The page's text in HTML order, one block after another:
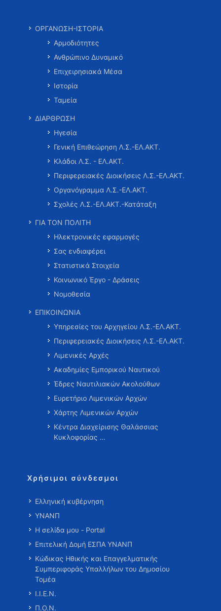
ΟΡΓΑΝΩΣΗ-ΙΣΤΟΡΙΑ
Αρμοδιότητες
Ανθρώπινο Δυναμικό
Επιχειρησιακά Μέσα
Ιστορία
Ταμεία
ΔΙΑΡΘΡΩΣΗ
Ηγεσία
Γενική Επιθεώρηση Λ.Σ.-ΕΛ.ΑΚΤ.
Κλάδοι Λ.Σ. - ΕΛ.ΑΚΤ.
Περιφερειακές Διοικήσεις Λ.Σ.-ΕΛ.ΑΚΤ.
Οργανόγραμμα Λ.Σ.-ΕΛ.ΑΚΤ.
Σχολές Λ.Σ.-ΕΛ.ΑΚΤ.-Κατάταξη
ΓΙΑ ΤΟΝ ΠΟΛΙΤΗ
Ηλεκτρονικές εφαρμογές
Σας ενδιαφέρει
Στατιστικά Στοιχεία
Κοινωνικό Έργο - Δράσεις
Νομοθεσία
ΕΠΙΚΟΙΝΩΝΙΑ
Υπηρεσίες του Αρχηγείου Λ.Σ.-ΕΛ.ΑΚΤ.
Περιφερειακές Διοικήσεις Λ.Σ.-ΕΛ.ΑΚΤ.
Λιμενικές Αρχές
Ακαδημίες Εμπορικού Ναυτικού
Έδρες Ναυτιλιακών Ακολούθων
Ευρετήριο Λιμενικών Αρχών
Χάρτης Λιμενικών Αρχών
Κέντρα Διαχείρισης Θαλάσσιας
Κυκλοφορίας …
Χρήσιμοι σύνδεσμοι
Ελληνική κυβέρνηση
ΥΝΑΝΠ
Η σελίδα μου - Portal
Επιτελική Δομή ΕΣΠΑ ΥΝΑΝΠ
Κώδικας Ηθικής και Επαγγελματικής
Συμπεριφοράς Υπαλλήλων του Δημοσίου
Τομέα
Ι.Ι.Ε.Ν.
Π.Ο.Ν.